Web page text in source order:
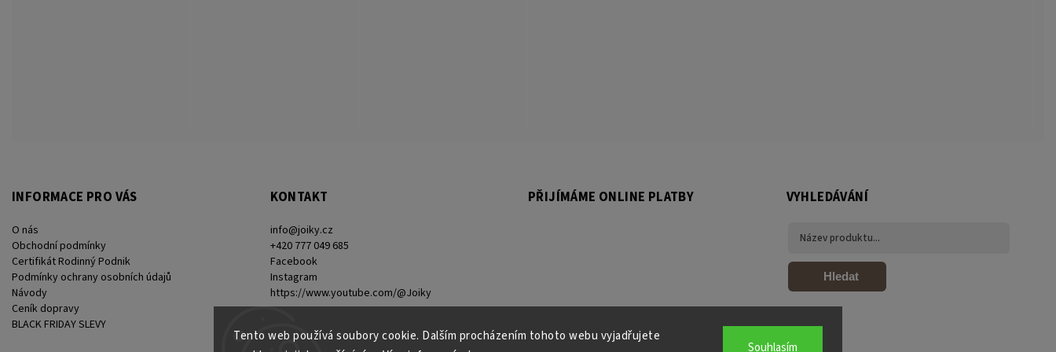
Tento web používá soubory cookie. Dalším procházením tohoto webu vyjadřujete
Souhlasím
INFORMACE PRO VÁS
O nás
Obchodní podmínky
Certifikát Rodinný Podnik
Podmínky ochrany osobních údajů
Návody
Ceník dopravy
BLACK FRIDAY SLEVY
KONTAKT
info@joiky.cz
+420 777 049 685
Facebook
Instagram
https://www.youtube.com/@Joiky
PŘIJÍMÁME ONLINE PLATBY VYHLEDÁVÁNÍ
Hledat